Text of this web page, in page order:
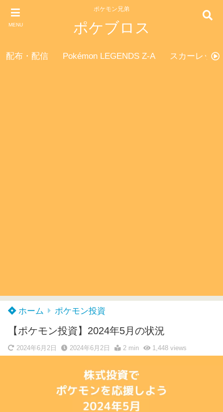
MENU
ポケモン兄弟
ポケブロス
配布・配信 Pokémon LEGENDS Z-A スカーレッ
ホーム ポケモン投資
【ポケモン投資】2024年5月の状況
2024年6月2日 2024年6月2日 2 min 1,448views